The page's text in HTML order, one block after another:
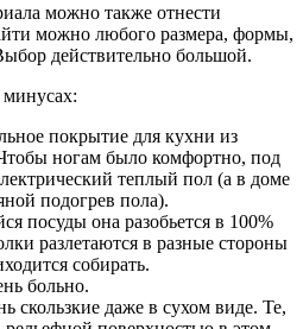
можно также отнести
можно любого размера, формы,
действительно большой.
покрытие для кухни из
ногам было комфортно, под
теплый пол (а в доме
подогрев пола).
посуды она разобьется в 100%
разлетаются в разные стороны
собирать.
больно.
скользкие даже в сухом виде. Те,